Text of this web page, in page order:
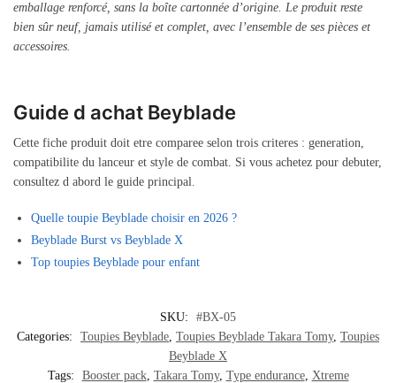
emballage renforcé, sans la boîte cartonnée d’origine. Le produit reste
bien sûr neuf, jamais utilisé et complet, avec l’ensemble de ses pièces et
accessoires.
Guide d achat Beyblade
Cette fiche produit doit etre comparee selon trois criteres : generation,
compatibilite du lanceur et style de combat. Si vous achetez pour debuter,
consultez d abord le guide principal.
Quelle toupie Beyblade choisir en 2026 ?
Beyblade Burst vs Beyblade X
Top toupies Beyblade pour enfant
SKU:
#BX-05
Categories:
Toupies Beyblade Toupies Beyblade Takara Tomy, Toupies
Beyblade X
Tags:
Booster pack, Takara Tomy, Type endurance, Xtreme